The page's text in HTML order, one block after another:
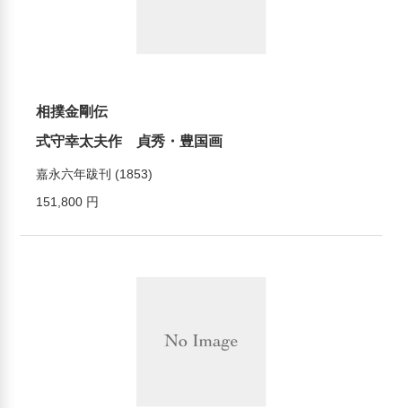
相撲金剛伝
式守幸太夫作 貞秀・豊国画
嘉永六年跋刊 (1853)
151,800 円